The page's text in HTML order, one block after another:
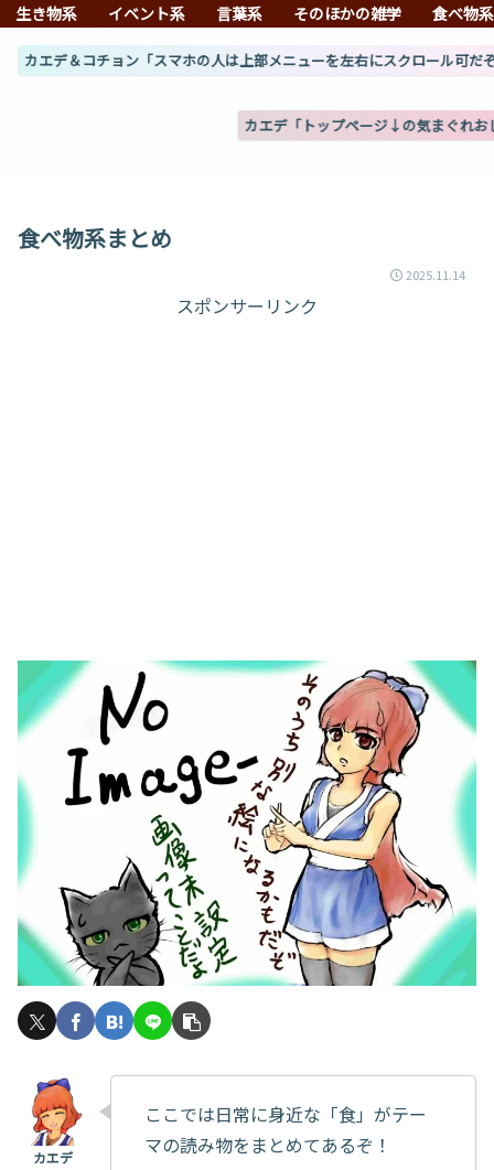
生き物系 イベント系 言葉系 そのほかの雑学 食べ物
＆コチョン「スマホの人は上部メニューを左右にスクロール可だぞ（だ
カエデ「トップページ↓の気まぐれおしゃべ
食べ物系まとめ
2025.11.14
スポンサーリンク
ここでは日常に身近な「食」がテー
マの読み物をまとめてあるぞ！